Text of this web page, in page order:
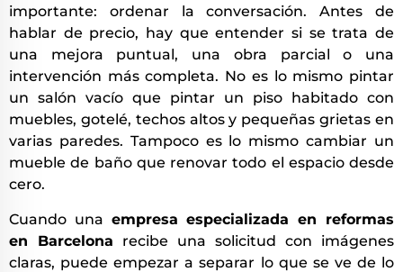
importante: ordenar la conversación. Antes de
hablar de precio, hay que entender si se trata de
una mejora puntual, una obra parcial o una
intervención más completa. No es lo mismo pintar
un salón vacío que pintar un piso habitado con
muebles, gotelé, techos altos y pequeñas grietas en
varias paredes. Tampoco es lo mismo cambiar un
mueble de baño que renovar todo el espacio desde
cero.
Cuando una empresa especializada en reformas
en Barcelona recibe una solicitud con imágenes
claras, puede empezar a separar lo que se ve de lo